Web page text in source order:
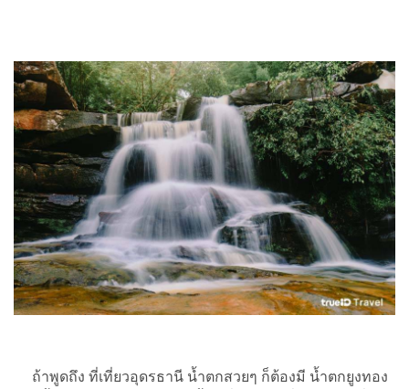
ถ้าพูดถึง ที่เที่ยวอุดรธานี น้ำตกสวยๆ ก็ต้องมี น้ำตกยูงทอง